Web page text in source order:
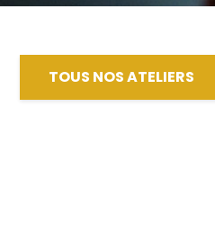
TOUS NOS ATELIERS